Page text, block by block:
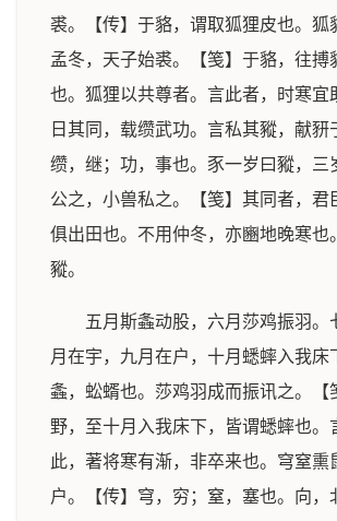
裘。【传】于貉，谓取狐狸皮也。狐
孟冬，天子始裘。【笺】于貉，往搏
也。狐狸以共尊者。言此者，时寒宜
日其同，载缵武功。言私其豵，献豜
缵，继；功，事也。豕一岁曰豵，三
公之，小兽私之。【笺】其同者，君
俱出田也。不用仲冬，亦豳地晚寒也
豵。
五月斯螽动股，六月莎鸡振羽。
月在宇，九月在户，十月蟋蟀入我床
螽，蚣蝑也。莎鸡羽成而振讯之。【
野，至十月入我床下，皆谓蟋蟀也。
此，著将寒有渐，非卒来也。穹窒熏
户。【传】穹，穷；窒，塞也。向，